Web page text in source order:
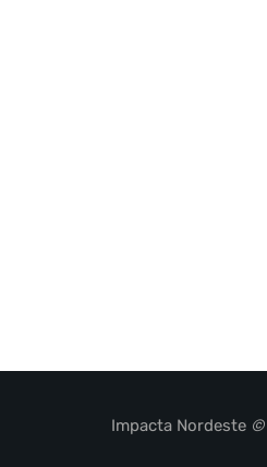
Impacta Nordeste ©